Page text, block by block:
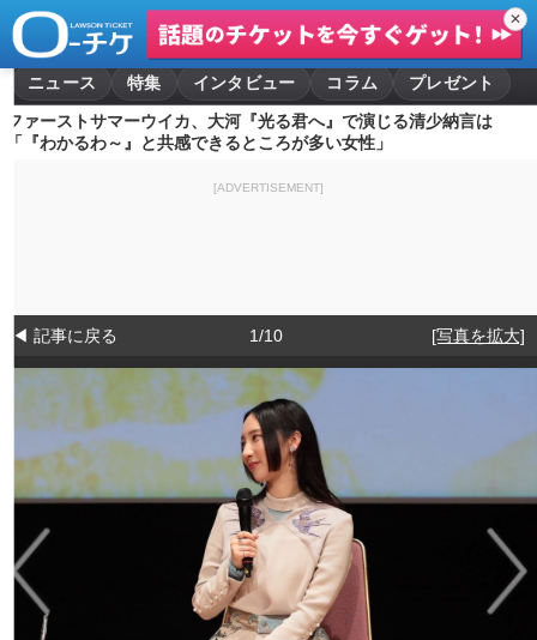
✕
ニュース 特集 インタビュー コラム
プレゼント
ファーストサマーウイカ、大河『光る君へ』で演じる清少納言は
「『わかるわ～』と共感できるところが多い女性」
[ADVERTISEMENT]
◀ 記事に戻る 1/10 [写真を拡大]